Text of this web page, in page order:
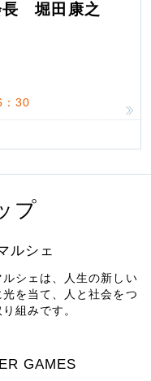
長 堀田康之
山小屋を営
：30
プ
ルシェ
ルシェは、人生の新しい
光を当て、人と社会をつ
組みです。
GAMES